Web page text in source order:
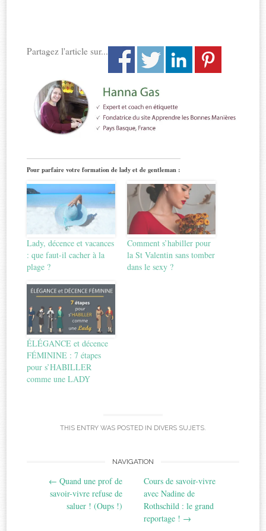
Partagez l'article sur...
Pour parfaire votre formation de lady et de gentleman :
Lady, décence et vacances
: que faut-il cacher à la
plage ?
Comment s’habiller pour
la St Valentin sans tomber
dans le sexy ?
ÉLÉGANCE et décence
FÉMININE : 7 étapes
pour s’HABILLER
comme une LADY
THIS ENTRY WAS POSTED IN DIVERS SUJETS.
navigation
NAVIGATION
← Quand une prof de
savoir-vivre refuse de
saluer ! (Oups !)
Cours de savoir-vivre
avec Nadine de
Rothschild : le grand
reportage ! →